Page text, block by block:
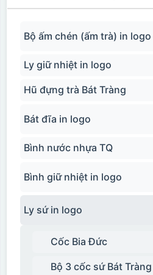
Hộp xi ly sứ
Bộ ấm chén (ấm trà) in logo
Ly giữ nhiệt in logo
Hũ đựng trà Bát Tràng
Bát đĩa in logo
Bình nước nhựa TQ
Bình giữ nhiệt in logo
Ly sứ in logo
Cốc Bia Đức
Bộ 3 cốc sứ Bát Tràng